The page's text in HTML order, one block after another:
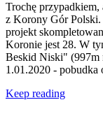
Trochę przypadkiem,
z Korony Gór Polski.
projekt
Koronie jest 28. W
Beskid Niski" (997m
1.01.2020 -
Keep reading